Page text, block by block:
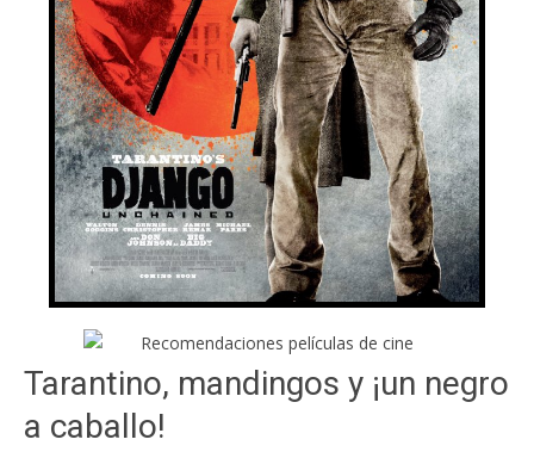
Tarantino, mandingos y ¡un negro
a caballo!